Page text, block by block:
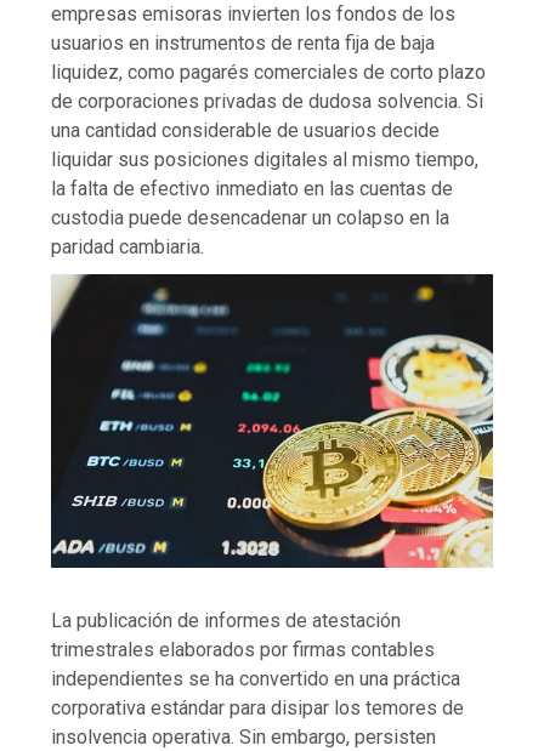
empresas emisoras invierten los fondos de los
usuarios en instrumentos de renta fija de baja
liquidez, como pagarés comerciales de corto plazo
de corporaciones privadas de dudosa solvencia. Si
una cantidad considerable de usuarios decide
liquidar sus posiciones digitales al mismo tiempo,
la falta de efectivo inmediato en las cuentas de
custodia puede desencadenar un colapso en la
paridad cambiaria.
La publicación de informes de atestación
trimestrales elaborados por firmas contables
independientes se ha convertido en una práctica
corporativa estándar para disipar los temores de
insolvencia operativa. Sin embargo, persisten